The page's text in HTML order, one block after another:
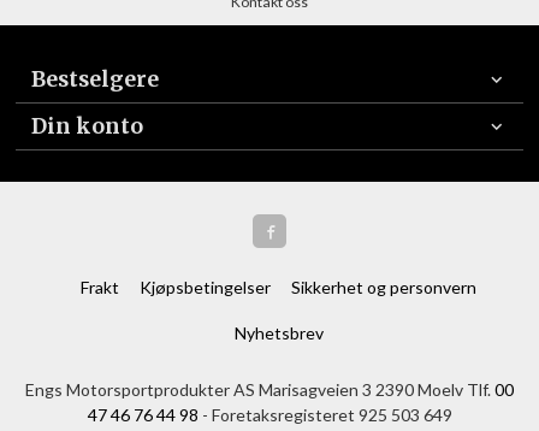
Bestselgere
Din konto
Frakt Kjøpsbetingelser Sikkerhet og personvern
Nyhetsbrev
Engs Motorsportprodukter AS Marisagveien 3 2390 Moelv Tlf.00
47 46 76 44 98 - Foretaksregisteret 925 503 649